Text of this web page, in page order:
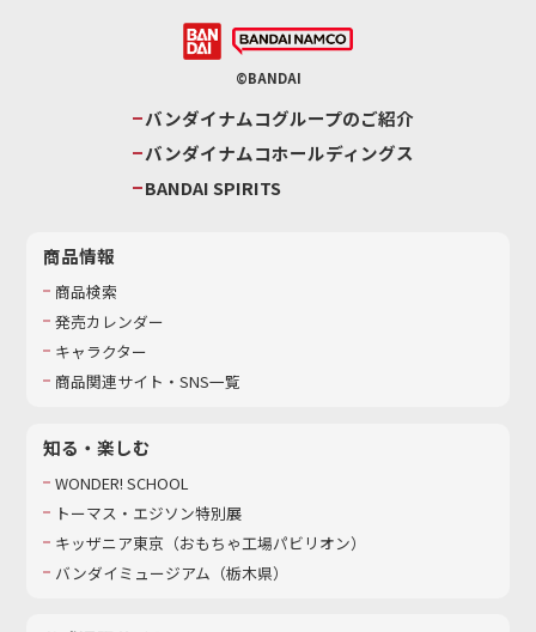
©BANDAI
バンダイナムコグループのご紹介
バンダイナムコホールディングス
BANDAI SPIRITS
商品情報
商品検索
発売カレンダー
キャラクター
商品関連サイト・SNS一覧
知る・楽しむ
WONDER! SCHOOL
トーマス・エジソン特別展
キッザニア東京（おもちゃ工場パビリオン）​
バンダイミュージアム（栃木県）